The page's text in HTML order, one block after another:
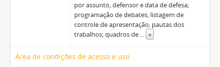
por assunto, defensor e data de defesa;
programação de debates; listagem de
controle de apresentação; pautas dos
trabalhos; quadros de ... »
Área de condições de acesso e uso